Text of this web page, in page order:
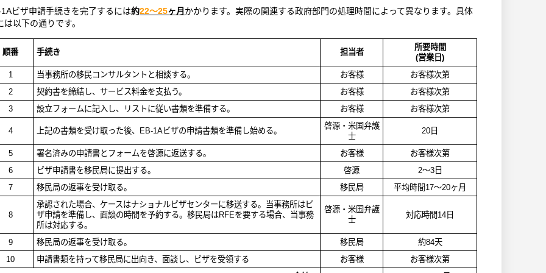
ビザ申請手続きを完了するには約22～25ヶ月 かかります。実際の関連する政府部門の処理時間によって異なります。具体
は以下の通りです。
順番 手続き 担当者
所要時間
(営業日 )
1
当事務所の移民コンサルタントと相談する。 お客様
お客様次第
2
契約書を締結し、サービス料金を支払う。 お客様
お客様次第
3
設立フォームに記入し、リストに従い書類を準備する。 お客様 お客様次第
4 上記の書類を受け取った後、 EB-1Aビザの申請書類を準備し始める。
啓源・米国弁護
士
20 日
5 署名済みの申請書とフォームを啓源に返送する。 お客様
お客様次第
6
ビザ申請書を移民局に提出する。 啓源 2～3日
7
移民局の返事を受け取る。 移民局 平均時間17～20ヶ月
8
承認された場合、ケースはナショナルビザセンターに移送する。当事務所はビ
ザ申請を準備し、面談の時間を予約する。移民局はRFEを要する場合、当事務
所は対応する。
啓源・米国弁護
士
対応時間14 日
9 移民局の返事を受け取る。 移民局 約84天
10 申請書類を持って移民局に出向き、面談し、ビザを受領する お客様
お客様次第